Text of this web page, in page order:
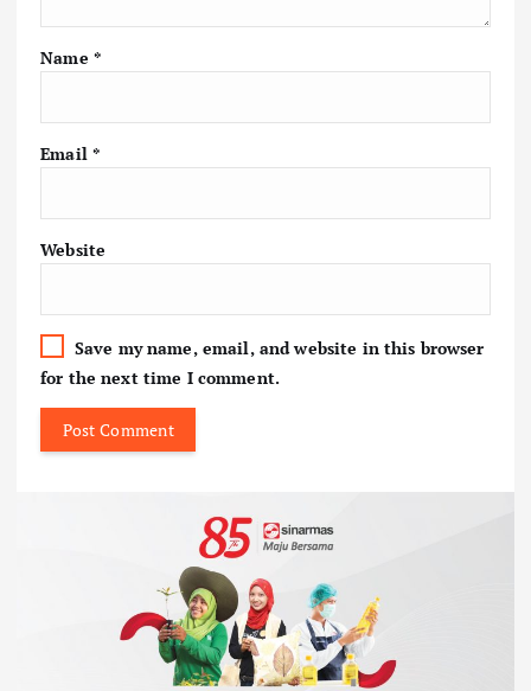
Name *
Email *
Website
Save my name, email, and website in this browser
for the next time I comment.